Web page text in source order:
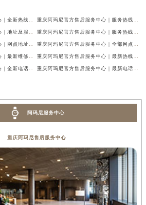
阿玛尼服务中心
重庆阿玛尼售后服务中心